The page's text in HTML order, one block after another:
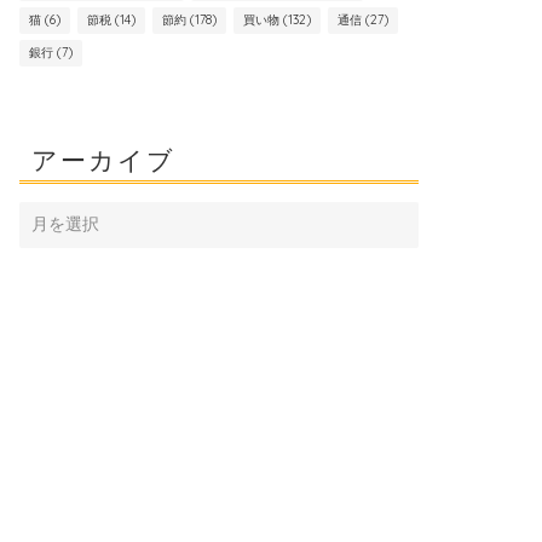
猫(6) 節税(14) 節約(178) 買い物(132) 通信(27)
銀行(7)
アーカイブ